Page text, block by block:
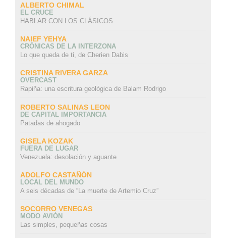
ALBERTO CHIMAL
EL CRUCE
HABLAR CON LOS CLÁSICOS
NAIEF YEHYA
CRÓNICAS DE LA INTERZONA
Lo que queda de ti, de Cherien Dabis
CRISTINA RIVERA GARZA
OVERCAST
Rapiña: una escritura geológica de Balam Rodrigo
ROBERTO SALINAS LEON
DE CAPITAL IMPORTANCIA
Patadas de ahogado
GISELA KOZAK
FUERA DE LUGAR
Venezuela: desolación y aguante
ADOLFO CASTAÑÓN
LOCAL DEL MUNDO
A seis décadas de “La muerte de Artemio Cruz”
SOCORRO VENEGAS
MODO AVIÓN
Las simples, pequeñas cosas